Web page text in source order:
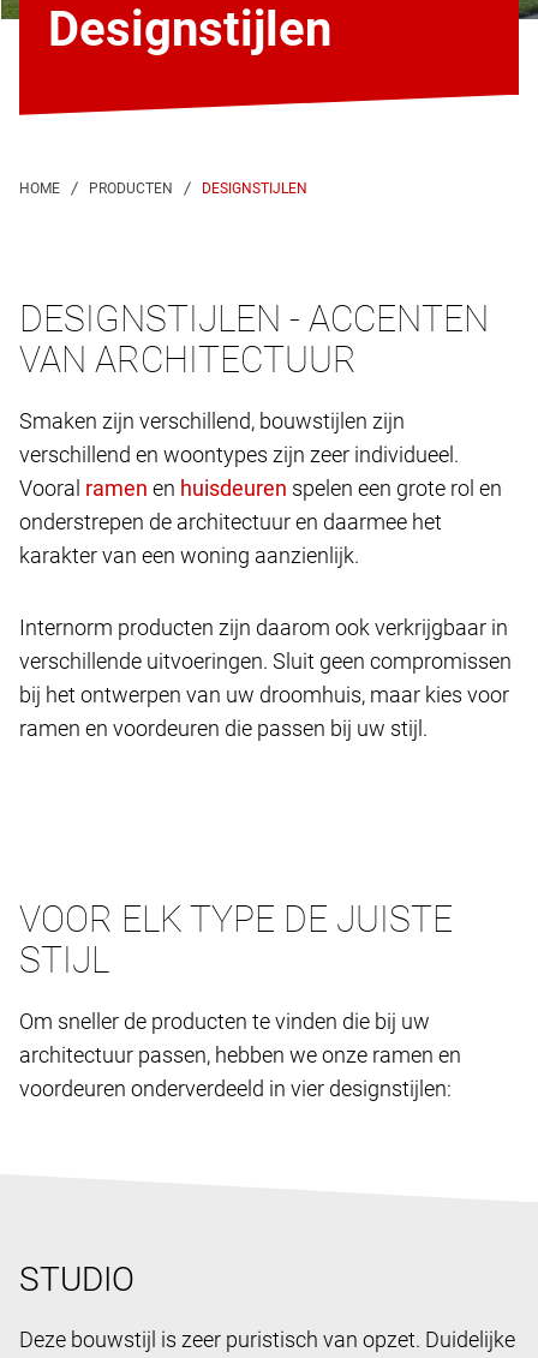
Designstijlen
DESIGNSTIJLEN
DESIGNSTIJLEN - ACCENTEN
VAN ARCHITECTUUR
Smaken zijn verschillend, bouwstijlen zijn
verschillend en woontypes zijn zeer individueel.
Vooral
en
spelen een grote rol en
onderstrepen de architectuur en daarmee het
karakter van een woning aanzienlijk.
Internorm producten zijn daarom ook verkrijgbaar in
verschillende uitvoeringen. Sluit geen compromissen
bij het ontwerpen van uw droomhuis, maar kies voor
ramen en voordeuren die passen bij uw stijl.
VOOR ELK TYPE DE JUISTE
STIJL
Om sneller de producten te vinden die bij uw
architectuur passen, hebben we onze ramen en
voordeuren onderverdeeld in vier designstijlen:
STUDIO
Deze bouwstijl is zeer puristisch van opzet. Duidelijke